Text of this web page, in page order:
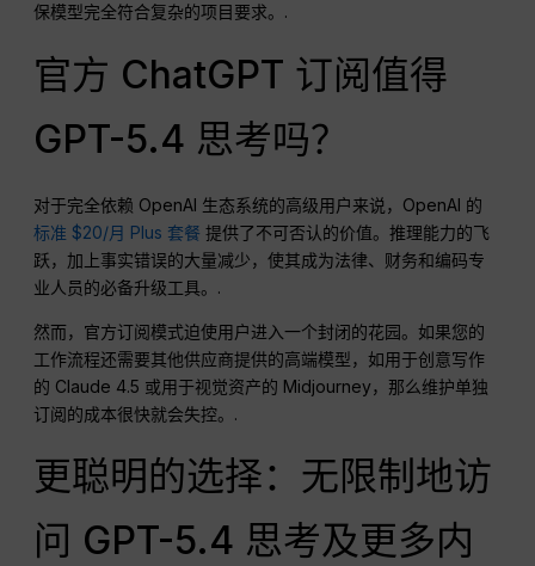
保模型完全符合复杂的项目要求。.
官方 ChatGPT 订阅值得
GPT-5.4 思考吗？
对于完全依赖 OpenAI 生态系统的高级用户来说，OpenAI 的
标准 $20/月 Plus 套餐 提供了不可否认的价值。推理能力的飞
跃，加上事实错误的大量减少，使其成为法律、财务和编码专
业人员的必备升级工具。.
然而，官方订阅模式迫使用户进入一个封闭的花园。如果您的
工作流程还需要其他供应商提供的高端模型，如用于创意写作
的 Claude 4.5 或用于视觉资产的 Midjourney，那么维护单独
订阅的成本很快就会失控。.
更聪明的选择：无限制地访
问 GPT-5.4 思考及更多内